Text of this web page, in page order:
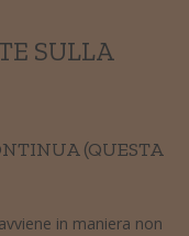
SULLA
(QUESTA
in maniera non